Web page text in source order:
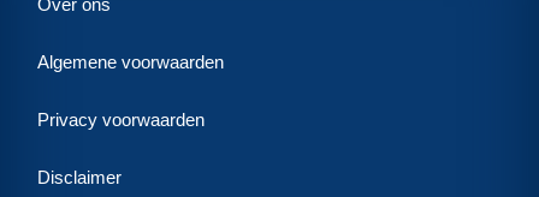
Over ons
Algemene voorwaarden
Privacy voorwaarden
Disclaimer